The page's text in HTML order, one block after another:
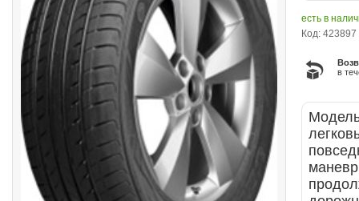
есть в
Код: 423897
в